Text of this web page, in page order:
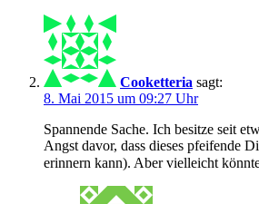
Cooketteria sagt:
8. Mai 2015 um 09:27 Uhr
Spannende Sache. Ich besitze seit
Angst davor, dass dieses pfeifende
erinnern kann). Aber vielleicht